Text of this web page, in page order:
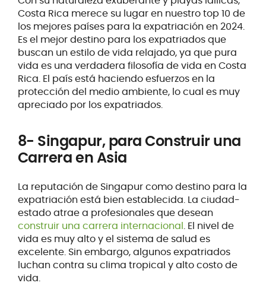
Costa Rica merece su lugar en nuestro top 10 de
los mejores países para la expatriación en 2024.
Es el mejor destino para los expatriados que
buscan un estilo de vida relajado, ya que pura
vida es una verdadera filosofía de vida en Costa
Rica. El país está haciendo esfuerzos en la
protección del medio ambiente, lo cual es muy
apreciado por los expatriados.
8- Singapur, para Construir una
Carrera en Asia
La reputación de Singapur como destino para la
expatriación está bien establecida. La ciudad-
estado atrae a profesionales que desean
construir una carrera internacional. El nivel de
vida es muy alto y el sistema de salud es
excelente. Sin embargo, algunos expatriados
luchan contra su clima tropical y alto costo de
vida.